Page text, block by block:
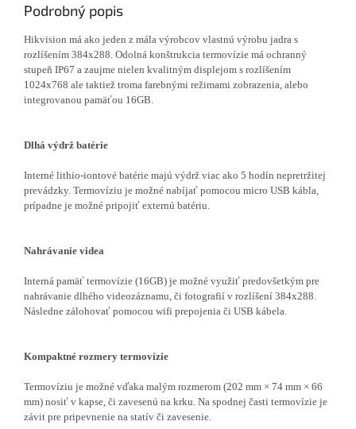
Podrobný popis
Hikvision má ako jeden z mála výrobcov vlastnú výrobu jadra s
rozlíšením 384x288. Odolná konštrukcia termovízie má ochranný
stupeň IP67 a zaujme nielen kvalitným displejom s rozlíšením
1024x768 ale taktiež troma farebnými režimami zobrazenia, alebo
integrovanou pamäťou 16GB.
Dlhá výdrž batérie
Interné lithio-iontové batérie majú výdrž viac ako 5 hodín nepretržitej
prevádzky. Termovíziu je možné nabíjať pomocou micro USB kábla,
prípadne je možné pripojiť externú batériu.
Nahrávanie videa
Interná pamäť termovízie (16GB) je možné využiť predovšetkým pre
nahrávanie dlhého videozáznamu, či fotografií v rozlíšení 384x288.
Následne zálohovať pomocou wifi prepojenia či USB kábela.
Kompaktné rozmery termovízie
Termovíziu je možné vďaka malým rozmerom (202 mm × 74 mm × 66
mm) nosiť v kapse, či zavesenú na krku. Na spodnej časti termovízie je
závit pre pripevnenie na statív či zavesenie.